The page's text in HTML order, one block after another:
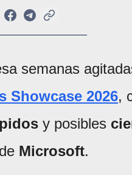
semanas
Showcase 2026,
y posibles
Microsoft.